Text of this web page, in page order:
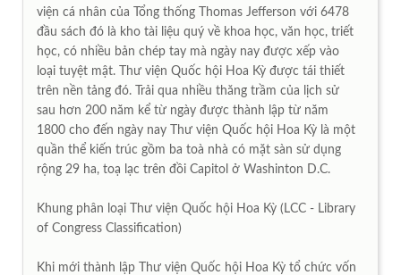
viện cá nhân của Tổng thống Thomas Jefferson với 6478
đầu sách đó là kho tài liệu quý về khoa học, văn học, triết
học, có nhiều bản chép tay mà ngày nay được xếp vào
loại tuyệt mật. Thư viện Quốc hội Hoa Kỳ được tái thiết
trên nền tảng đó. Trải qua nhiều thăng trầm của lịch sử
sau hơn 200 năm kể từ ngày đư­ợc thành lập từ năm
1800 cho đến ngày nay Thư­ viện Quốc hội Hoa Kỳ là một
quần thể kiến trúc gồm ba toà nhà có mặt sàn sử dụng
rộng 29 ha, toạ lạc trên đồi Capitol ở Washinton D.C.
Khung phân loại Thư viện Quốc hội Hoa Kỳ (LCC - Library
of Congress Classification)
Khi mới thành lập Thư­ viện Quốc hội Hoa Kỳ tổ chức vốn